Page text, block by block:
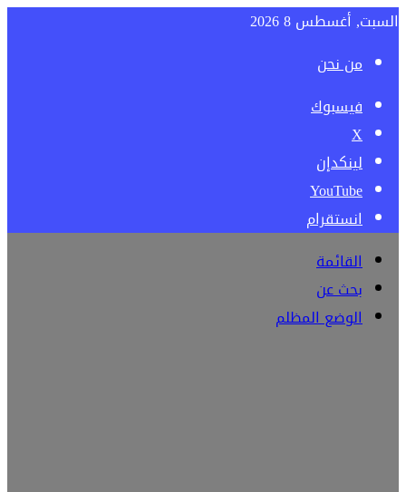
السبت, أغسطس 8 2026
من نحن
فيسبوك
‫X
لينكدإن
‫YouTube
انستقرام
القائمة
بحث عن
الوضع المظلم